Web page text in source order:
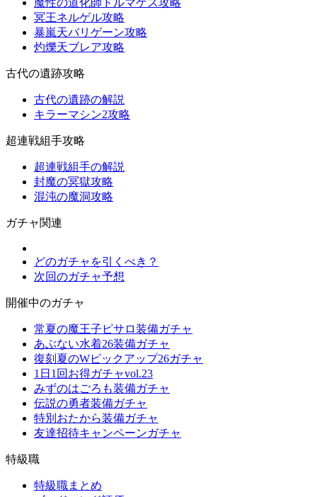
魔性の道化師ドルマゲス攻略
冥王ネルゲル攻略
暴嵐天バリゲーン攻略
灼爍天ブレア攻略
古代の遺跡攻略
古代の遺跡の解説
キラーマシン2攻略
超連戦組手攻略
超連戦組手の解説
封魔の冥獄攻略
混沌の魔洞攻略
ガチャ関連
どのガチャを引くべき？
次回のガチャ予想
開催中のガチャ
常夏の魔王子ピサロ装備ガチャ
あぶない水着26装備ガチャ
復刻夏のWピックアップ26ガチャ
1日1回お得ガチャvol.23
みずのはごろも装備ガチャ
伝説の勇者装備ガチャ
特別おたから装備ガチャ
友達招待キャンペーンガチャ
特級職
特級職まとめ